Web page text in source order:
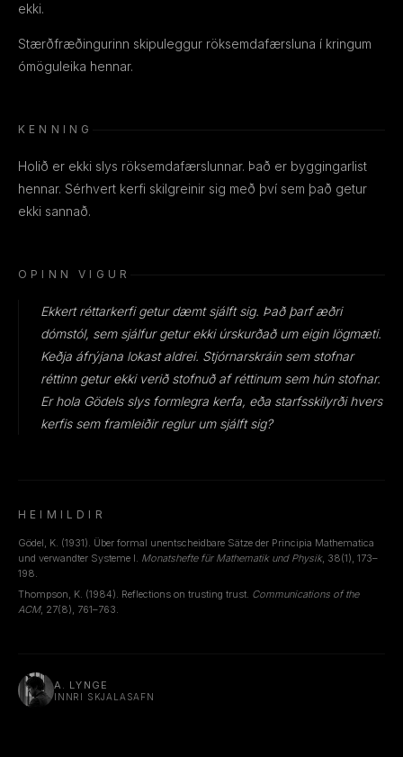
ekki.
Stærðfræðingurinn skipuleggur röksemdafærsluna í kringum
ómöguleika hennar.
KENNING
Holið er ekki slys röksemdafærslunnar. Það er byggingarlist
hennar. Sérhvert kerfi skilgreinir sig með því sem það getur
ekki sannað.
OPINN VIGUR
Ekkert réttarkerfi getur dæmt sjálft sig. Það þarf æðri
dómstól, sem sjálfur getur ekki úrskurðað um eigin lögmæti.
Keðja áfrýjana lokast aldrei. Stjórnarskráin sem stofnar
réttinn getur ekki verið stofnuð af réttinum sem hún stofnar.
Er hola Gödels slys formlegra kerfa, eða starfsskilyrði hvers
kerfis sem framleiðir reglur um sjálft sig?
HEIMILDIR
Gödel, K. (1931). Über formal unentscheidbare Sätze der Principia Mathematica
und verwandter Systeme I. Monatshefte für Mathematik und Physik, 38(1), 173–
198.
Thompson, K. (1984). Reflections on trusting trust. Communications of the
ACM, 27(8), 761–763.
A. LYNGE
INNRI SKJALASAFN